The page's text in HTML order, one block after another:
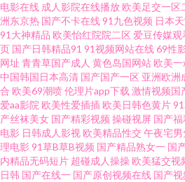
日韩精品极品 国模91 wwwav东方av 91福
AVcom 91超碰人人澡人人妻 乱子伦国产精
线视频网站 中文字幕首页人妻91 人人操超
频 91叉叉 日韩不卡在线一本久道 海角先生
女 日韩欧美国产色色 黄色片网站黑丝91 91
电影在线 成人影院在线播放 欧美足交一区
洲东京热 国产不卡在线91九色视频 日本
91大神精品 欧美怡红院院二区 爱豆传媒观
页 国产日韩精品91 91视频网站在线69性
网址 青青草国产成人 黄色岛国网站 欧美
中国韩国日本高清 国产国产一区 亚洲欧洲
合 欧美69潮喷伦理片app下载 激情视频国
爱aa影院 欧美性爱插插 欧美日韩色黄片
产丝袜美女 国产精彩视频 操碰视屏 国产
电影 日韩成人影视 欧美精品性交 午夜宅
理电影 91草B草B视频 国产精品熟女一 国
内精品无码短片 超碰成人操操 欧美猛交视
日韩 国产在线一 国产原创视频在线 国产